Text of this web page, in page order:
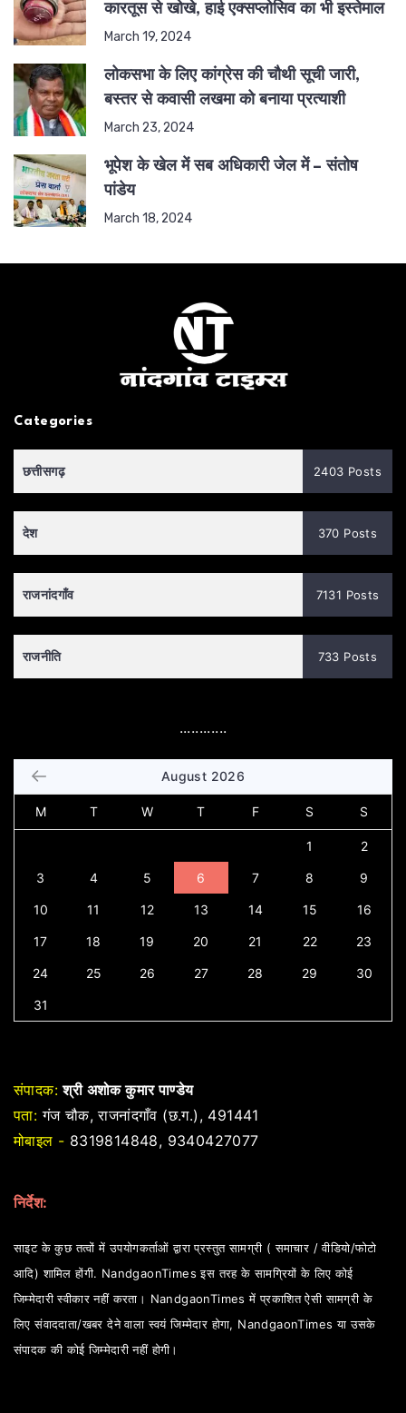
कारतूस से खोखे, हाई एक्सप्लोसिव का भी इस्तेमाल
March 19, 2024
लोकसभा के लिए कांग्रेस की चौथी सूची जारी,
बस्तर से कवासी लखमा को बनाया प्रत्याशी
March 23, 2024
भूपेश के खेल में सब अधिकारी जेल में – संतोष
पांडेय
March 18, 2024
Categories
छत्तीसगढ़ 2403 Posts
देश 370 Posts
राजनांदगाँव 7131 Posts
राजनीति 733 Posts
............
August 2026
M T W T F S S
1 2
3 4 5 6 7 8 9
10 11 12 13 14 15 16
17 18 19 20 21 22 23
24 25 26 27 28 29 30
31
संपादक: श्री अशोक कुमार पाण्डेय
पता: गंज चौक, राजनांदगाँव (छ.ग.), 491441
मोबाइल - 8319814848, 9340427077
निर्देश:
साइट के कुछ तत्वों में उपयोगकर्ताओं द्वारा प्रस्तुत सामग्री ( समाचार / वीडियो/फोटो
आदि) शामिल होंगी. NandgaonTimes इस तरह के सामग्रियों के लिए कोई
जिम्मेदारी स्वीकार नहीं करता। NandgaonTimes में प्रकाशित ऐसी सामग्री के
लिए संवाददाता/खबर देने वाला स्वयं जिम्मेदार होगा, NandgaonTimes या उसके
संपादक की कोई जिम्मेदारी नहीं होगी।